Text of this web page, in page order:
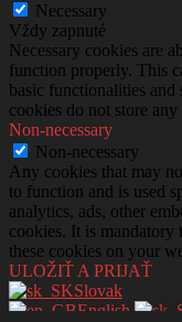
Necessary
Vždy zapnuté
Necessary cookies are
function properly. This
basic functionalities and
cookies do not store
Non-necessary
Non-necessary
Any cookies that may
to function and is used
analytics, ads, other
cookies. It is mandatory
these cookies on your
ULOŽIŤ A PRIJAŤ
Slovak
English